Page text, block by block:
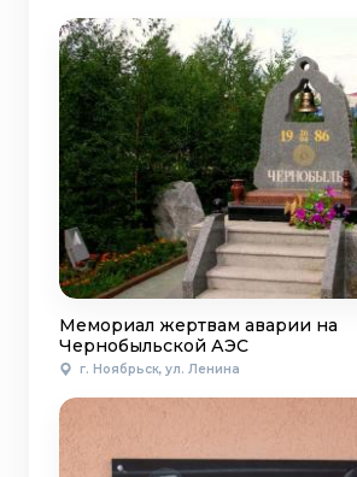
Мемориал жертвам аварии на
Чернобыльской АЭС
г. Ноябрьск, ул. Ленина